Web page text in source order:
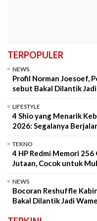
TERPOPULER
NEWS
Profil Norman Joesoef,
sebut Bakal Dilantik
LIFESTYLE
4 Shio yang Menarik
2026: Segalanya
TEKNO
4 HP Redmi Memori 256
Jutaan, Cocok untuk
NEWS
Bocoran Reshuffle
Bakal Dilantik Jadi